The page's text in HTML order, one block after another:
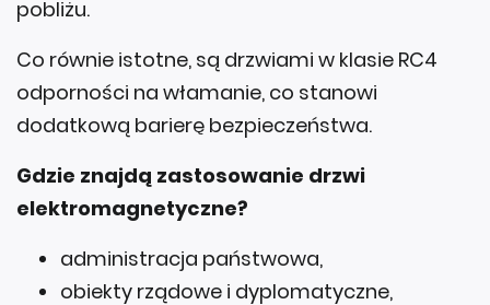
pobliżu.
Co równie istotne, są drzwiami w klasie RC4
odporności na włamanie, co stanowi
dodatkową barierę bezpieczeństwa.
Gdzie znajdą zastosowanie drzwi
elektromagnetyczne?
administracja państwowa,
obiekty rządowe i dyplomatyczne,